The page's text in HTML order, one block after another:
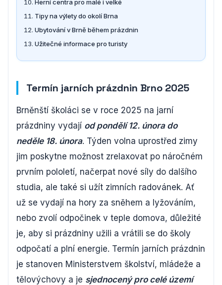
Herní centra pro malé i velké
Tipy na výlety do okolí Brna
Ubytování v Brně během prázdnin
Užitečné informace pro turisty
Termín jarních prázdnin Brno 2025
Brněnští školáci se v roce 2025 na jarní
prázdniny vydají od pondělí 12. února do
neděle 18. února. Týden volna uprostřed zimy
jim poskytne možnost zrelaxovat po náročném
prvním pololetí, načerpat nové síly do dalšího
studia, ale také si užít zimních radovánek. Ať
už se vydají na hory za sněhem a lyžováním,
nebo zvolí odpočinek v teple domova, důležité
je, aby si prázdniny užili a vrátili se do školy
odpočatí a plní energie. Termín jarních prázdnin
je stanoven Ministerstvem školství, mládeže a
tělovýchovy a je sjednocený pro celé území